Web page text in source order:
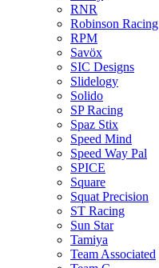
RNR
Robinson Racing
RPM
Savöx
SIC Designs
Slidelogy
Solido
SP Racing
Spaz Stix
Speed Mind
Speed Way Pal
SPICE
Square
Squat Precision
ST Racing
Sun Star
Tamiya
Team Associated